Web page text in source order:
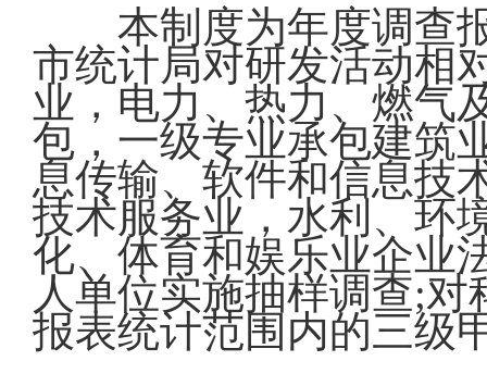
本制度为年度调查
市统计局对研发活动相
业，电力、热力、燃气
包，一级专业承包建筑
息传输、软件和信息技
技术服务业，水利、环
化、体育和娱乐业企业
人单位实施抽样调查;
报表统计范围内的三级